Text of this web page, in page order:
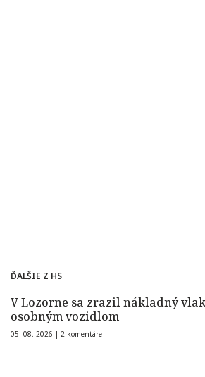
ĎALŠIE Z HS
V Lozorne sa zrazil nákladný
osobným vozidlom
05. 08. 2026 | 2 komentáre